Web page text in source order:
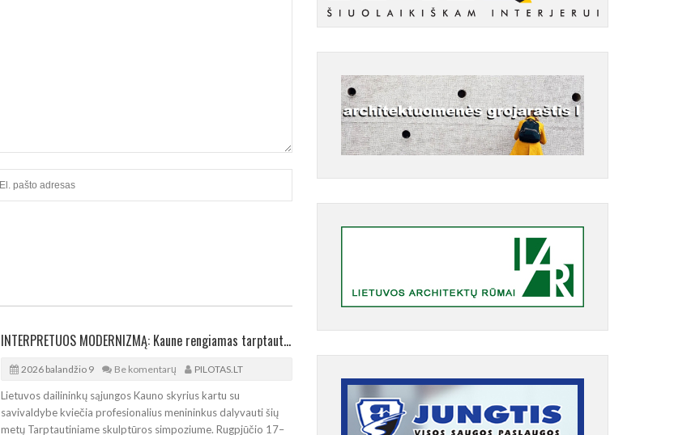
INTERPRETUOS MODERNIZMĄ: Kaune rengiamas tarptautinis skulptūros simpoziumas
2026 balandžio 9 Be komentarų PILOTAS.LT
Lietuvos dailininkų sąjungos Kauno skyrius kartu su
savivaldybe kviečia profesionalius menininkus dalyvauti šių
metų Tarptautiniame skulptūros simpoziume. Rugpjūčio 17–